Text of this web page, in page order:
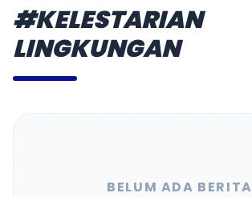
#KELESTARIAN
LINGKUNGAN
BELUM ADA BERITA